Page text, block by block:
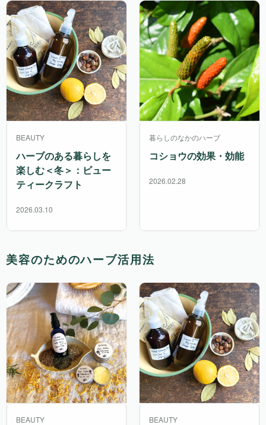
BEAUTY
ハーブのある暮らしを
楽しむ＜冬＞：ビュー
ティークラフト
2026.03.10
暮らしのなかのハーブ
コショウの効果・効能
2026.02.28
美容のためのハーブ活用法
BEAUTY BEAUTY